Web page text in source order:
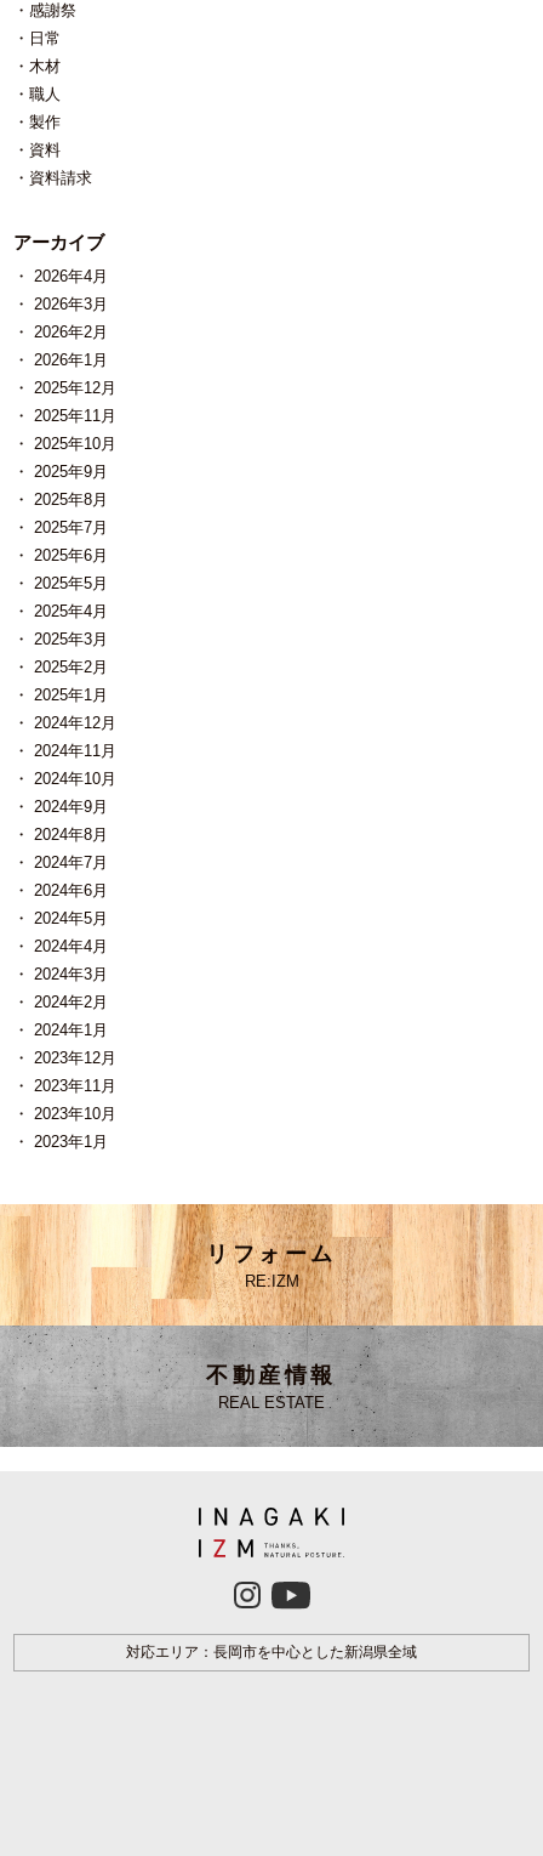
感謝祭
日常
木材
職人
製作
資料
資料請求
アーカイブ
2026年4月
2026年3月
2026年2月
2026年1月
2025年12月
2025年11月
2025年10月
2025年9月
2025年8月
2025年7月
2025年6月
2025年5月
2025年4月
2025年3月
2025年2月
2025年1月
2024年12月
2024年11月
2024年10月
2024年9月
2024年8月
2024年7月
2024年6月
2024年5月
2024年4月
2024年3月
2024年2月
2024年1月
2023年12月
2023年11月
2023年10月
2023年1月
リフォーム
RE:IZM
不動産情報
REAL ESTATE
対応エリア：長岡市を中心とした新潟県全域